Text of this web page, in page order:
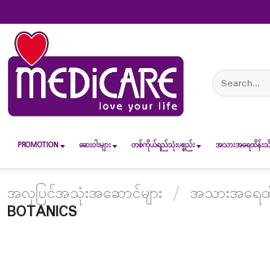
Search
for:
PROMOTION ဆေး၀ါးများ တစ်ကိုယ်ရည်သုံးပစ္စည်း အသားအရေထိန်းသိ
အလှပြင်အသုံးအဆောင်များ / အသားအရေထိ
BOTANICS